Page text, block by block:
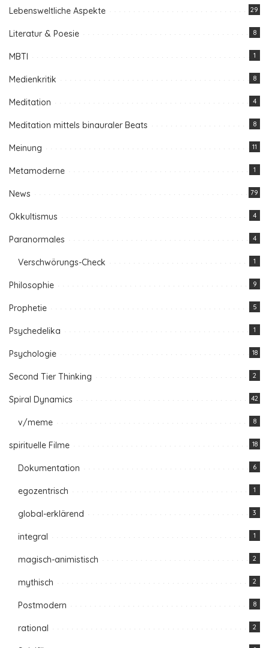
Lebensweltliche Aspekte 29
Literatur & Poesie 8
MBTI 1
Medienkritik 8
Meditation 4
Meditation mittels binauraler Beats 8
Meinung 11
Metamoderne 1
News 79
Okkultismus 4
Paranormales 4
Verschwörungs-Check 1
Philosophie 9
Prophetie 5
Psychedelika 1
Psychologie 18
Second Tier Thinking 2
Spiral Dynamics 42
v/meme 8
spirituelle Filme 18
Dokumentation 6
egozentrisch 1
global-erklärend 3
integral 1
magisch-animistisch 2
mythisch 2
Postmodern 8
rational 2